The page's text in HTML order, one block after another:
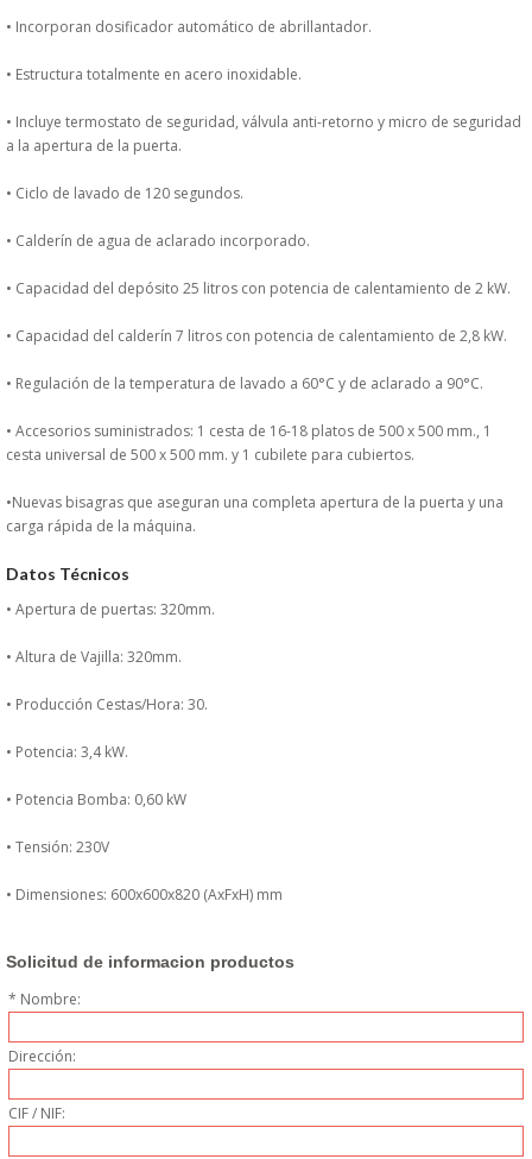
MAQUINARIA DE
MAQUINARIA DE LIMPIEZA
MENAJE DE COCINA
MUEBLES
MUEBLES INOX. COCINA
CUCHILLOS DE COCINA
OUTLET
GASTOS DE ENVIO
FORMA DE PAGO
• Incorporan dosificador automático de abrillantador.
• Estructura totalmente en acero inoxidable.
• Incluye termostato de seguridad, válvula anti-retorno y micro de seguridad
a la apertura de la puerta.
• Ciclo de lavado de 120 segundos.
• Calderín de agua de aclarado incorporado.
• Capacidad del depósito 25 litros con potencia de calentamiento de 2 kW.
• Capacidad del calderín 7 litros con potencia de calentamiento de 2,8 kW.
• Regulación de la temperatura de lavado a 60°C y de aclarado a 90°C.
• Accesorios suministrados: 1 cesta de 16-18 platos de 500 x 500 mm., 1
cesta universal de 500 x 500 mm. y 1 cubilete para cubiertos.
•Nuevas bisagras que aseguran una completa apertura de la puerta y una
carga rápida de la máquina.
Datos Técnicos
• Apertura de puertas: 320mm.
• Altura de Vajilla: 320mm.
• Producción Cestas/Hora: 30.
• Potencia: 3,4 kW.
• Potencia Bomba: 0,60 kW
• Tensión: 230V
• Dimensiones: 600x600x820 (AxFxH) mm
Solicitud de informacion productos
* Nombre:
Dirección:
CIF / NIF: